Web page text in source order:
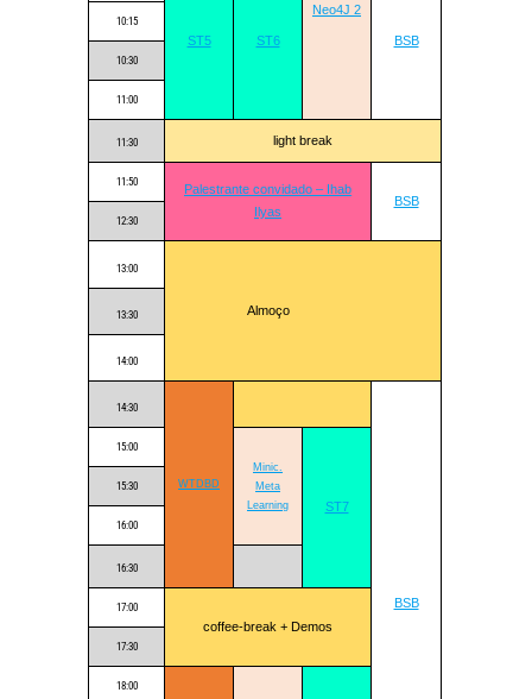
Neo4J 2
ST5 ST6 BSB
10:15
10:30
11:00
11:30 light break
11:50
Palestrante convidado – Ihab
Ilyas
BSB
12:30
13:00
Almoço
13:30
14:00
14:30
WTDBD
BSB
15:00
Minic.
Meta
Learning
ST7
15:30
16:00
16:30
17:00
coffee-break + Demos
17:30
18:00